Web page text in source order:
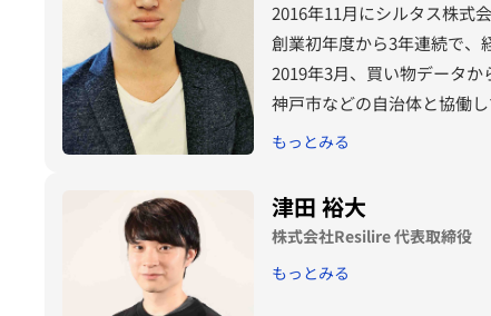
2016年11月にシルタス株式
創業初年度から3年連続で、
2019年3月、買い物データか
神戸市などの自治体と協働
ョンに委ねるのではなく、
もっとみる
津田 裕大
株式会社Resilire 代表取締役
もっとみる